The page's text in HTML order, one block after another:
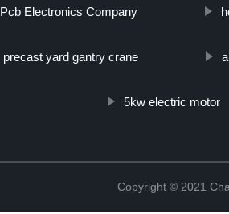
Pcb Electronics Company
precast yard gantry crane
5kw electric motor
Copyright © 2021